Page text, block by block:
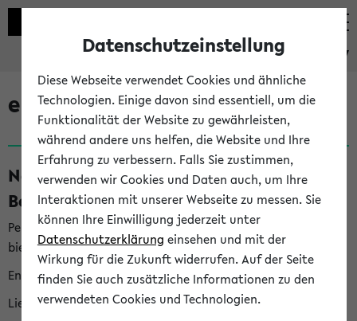
eKVV
eKVV News
Nachhaltigkeitspreis 2026:
Bewerbungsphase gestartet (06.08.26)
Per E-Mail eingestellt von nachhaltigkeitsbuero@uni-
bielefeld.de an den Verteiler 'Alle Studierenden':
English version below
Liebe Studierende,
Datenschutzeinstellung
Diese Webseite verwendet Cookies und ähnliche
Technologien. Einige davon sind essentiell, um die
Funktionalität der Website zu gewährleisten,
während andere uns helfen, die Website und Ihre
Erfahrung zu verbessern. Falls Sie zustimmen,
verwenden wir Cookies und Daten auch, um Ihre
Interaktionen mit unserer Webseite zu messen. Sie
können Ihre Einwilligung jederzeit unter
Datenschutzerklärung einsehen und mit der
Wirkung für die Zukunft widerrufen. Auf der Seite
finden Sie auch zusätzliche Informationen zu den
verwendeten Cookies und Technologien.